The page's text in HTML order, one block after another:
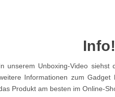
Info!
unserem Unboxing-Video siehst
Informationen zum
Produkt am besten im Online-